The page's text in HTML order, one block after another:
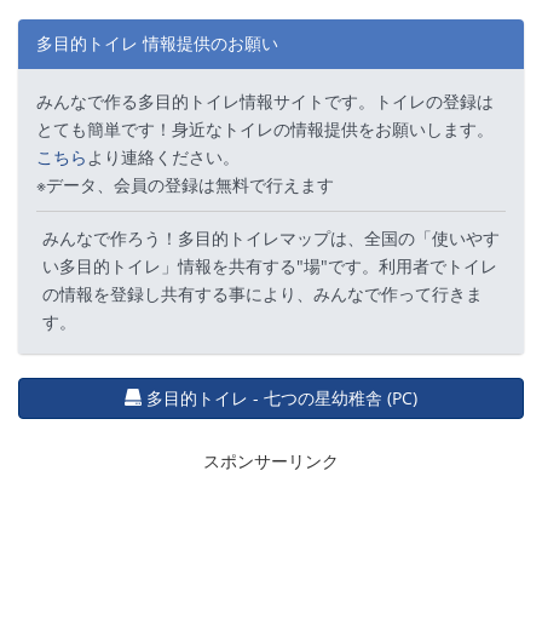
多目的トイレ 情報提供のお願い
みんなで作る多目的トイレ情報サイトです。トイレの登録は
とても簡単です！身近なトイレの情報提供をお願いします。
こちらより連絡ください。
※データ、会員の登録は無料で行えます
みんなで作ろう！多目的トイレマップは、全国の「使いやす
い多目的トイレ」情報を共有する"場"です。利用者でトイレ
の情報を登録し共有する事により、みんなで作って行きま
す。
多目的トイレ - 七つの星幼稚舎 (PC)
スポンサーリンク